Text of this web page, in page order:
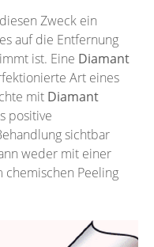
Zweck ein
auf die Entfernung
ist. Eine Diamant
Art eines
mit Diamant
positive
sichtbar
weder mit einer
Peeling